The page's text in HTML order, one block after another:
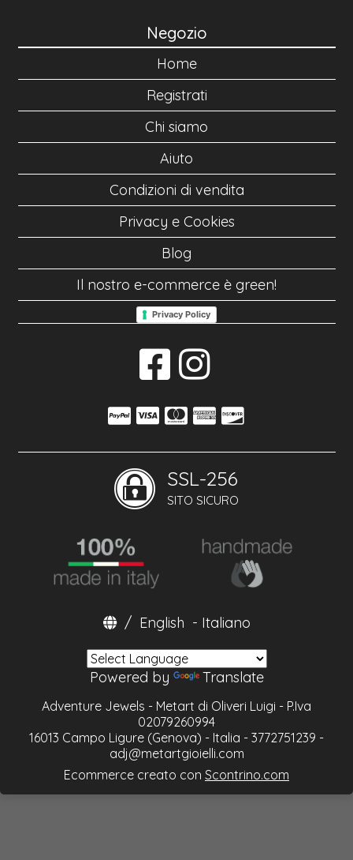
Negozio
Home
Registrati
Chi siamo
Aiuto
Condizioni di vendita
Privacy e Cookies
Blog
Il nostro e-commerce è green!
Privacy Policy
SSL-256
SITO SICURO
/ English - Italiano
Powered by Translate
Adventure Jewels - Metart di Oliveri Luigi - P.Iva
02079260994
16013 Campo Ligure (Genova) - Italia - 3772751239 -
adj@metartgioielli.com
Ecommerce creato con Scontrino.com